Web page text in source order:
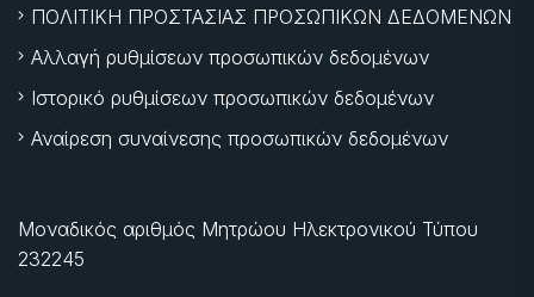
ΠΟΛΙΤΙΚΗ ΠΡΟΣΤΑΣΙΑΣ ΠΡΟΣΩΠΙΚΩΝ ΔΕΔΟΜΕΝΩΝ
Αλλαγή ρυθμίσεων προσωπικών δεδομένων
Ιστορικό ρυθμίσεων προσωπικών δεδομένων
Αναίρεση συναίνεσης προσωπικών δεδομένων
Μοναδικός αριθμός Μητρώου Ηλεκτρονικού Τύπου
232245